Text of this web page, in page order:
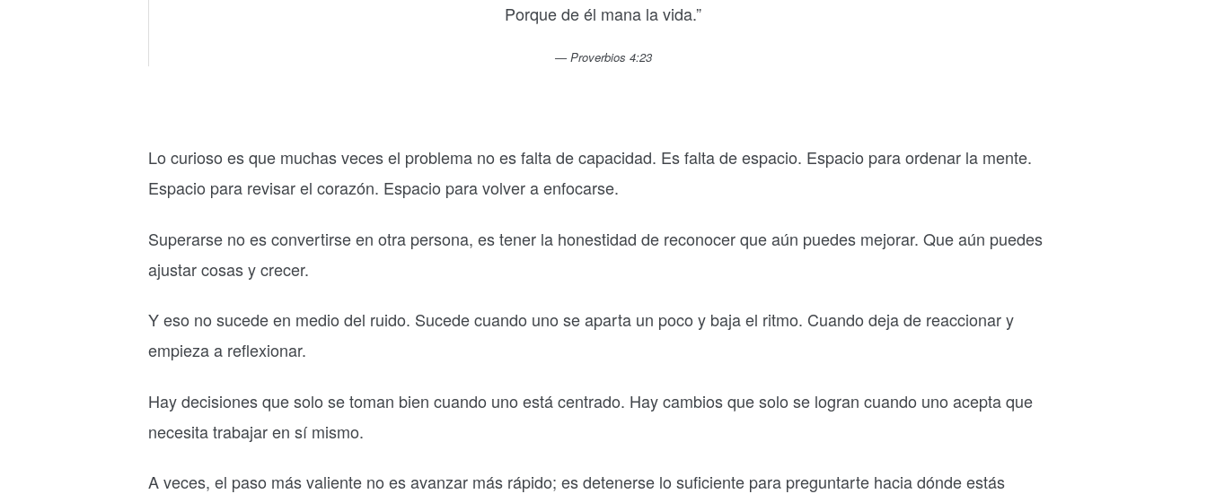
Porque de él mana la vida.”
Proverbios 4:23
Lo curioso es que muchas veces el problema no es falta de capacidad. Es falta de espacio. Espacio para ordenar la mente.
Espacio para revisar el corazón. Espacio para volver a enfocarse.
Superarse no es convertirse en otra persona, es tener la honestidad de reconocer que aún puedes mejorar. Que aún puedes
ajustar cosas y crecer.
Y eso no sucede en medio del ruido. Sucede cuando uno se aparta un poco y baja el ritmo. Cuando deja de reaccionar y
empieza a reflexionar.
Hay decisiones que solo se toman bien cuando uno está centrado. Hay cambios que solo se logran cuando uno acepta que
necesita trabajar en sí mismo.
A veces, el paso más valiente no es avanzar más rápido; es detenerse lo suficiente para preguntarte hacia dónde estás